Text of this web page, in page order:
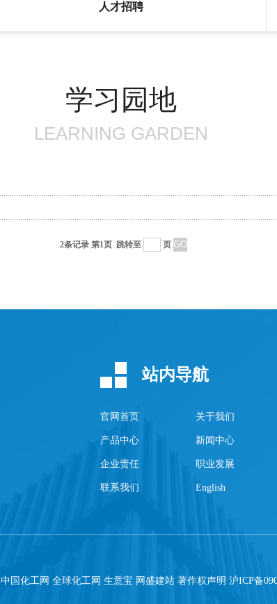
人才招聘
学习园地
LEARNING GARDEN
2条记录 第1页 跳转至 页
站内导航
官网首页 关于我们
产品中心 新闻中心
企业责任 职业发展
联系我们 English
中国化工网 全球化工网 生意宝 网盛建站 著作权声明 沪ICP备